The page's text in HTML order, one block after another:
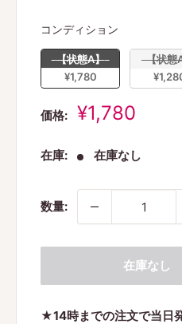
コンディション
【状態A】
¥1,780
【状態
価格:
販
価
¥1,780
在庫: 在庫なし
数量:
在庫なし
★14時までの注文で当日